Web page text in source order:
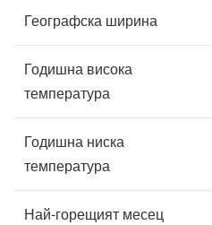
Географска ширина
Годишна висока
температура
Годишна ниска
температура
Най-горещият месец